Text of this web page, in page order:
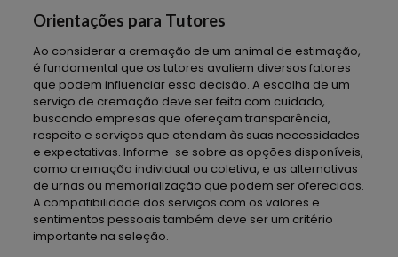
Orientações para Tutores
Ao considerar a cremação de um animal de estimação,
é fundamental que os tutores avaliem diversos fatores
que podem influenciar essa decisão. A escolha de um
serviço de cremação deve ser feita com cuidado,
buscando empresas que ofereçam transparência,
respeito e serviços que atendam às suas necessidades
e expectativas. Informe-se sobre as opções disponíveis,
como cremação individual ou coletiva, e as alternativas
de urnas ou memorialização que podem ser oferecidas.
A compatibilidade dos serviços com os valores e
sentimentos pessoais também deve ser um critério
importante na seleção.